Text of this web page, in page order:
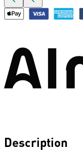
Description